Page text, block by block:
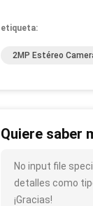
etiqueta:
2MP Estéreo
Quiere saber
No input file
detalles como
¡Gracias!